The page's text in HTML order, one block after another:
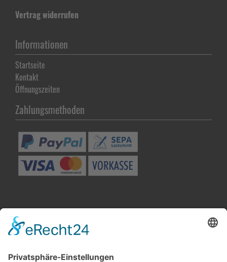
Vertrag widerrufen
Informationen
Startseite
Kontakt
Öffnungszeiten
Zahlungsmethoden
Besuchen Sie uns in Winnenden